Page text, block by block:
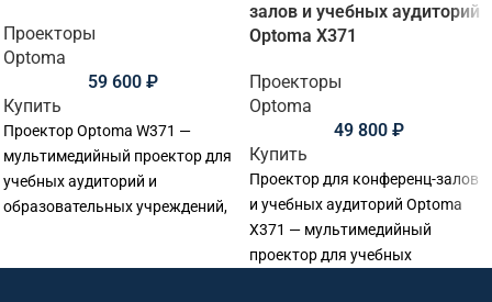
Проекторы
Optoma
59 600 ₽
Купить
Проектор Optoma W371 —
мультимедийный проектор для
учебных аудиторий и
образовательных учреждений,
залов и учебных аудиторий
Optoma X371
Проекторы
Optoma
49 800 ₽
Купить
Проектор для конференц-залов
и учебных аудиторий Optoma
X371 — мультимедийный
проектор для учебных